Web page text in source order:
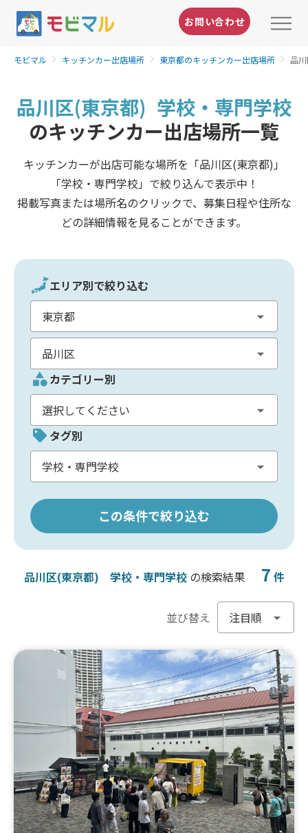
お問い合わせ
モビマル キッチンカー出店場所 東京都のキッチンカー出店場所 品
品川区(東京都) 学校・専門学校
のキッチンカー出店場所一覧
キッチンカーが出店可能な場所を「品川区(東京都)」
「学校・専門学校」で絞り込んで表示中！
掲載写真または場所名のクリックで、募集日程や住所な
どの詳細情報を見ることができます。
エリア別で絞り込む
カテゴリー別
タグ別
この条件で絞り込む
品川区(東京都) 学校・専門学校の検索結果 7 件
並び替え